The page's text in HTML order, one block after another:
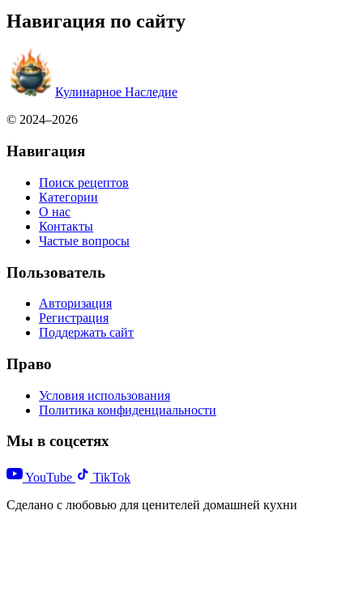
Навигация по сайту
Кулинарное Наследие
© 2024–2026
Навигация
Поиск рецептов
Категории
О нас
Контакты
Частые вопросы
Пользователь
Авторизация
Регистрация
Поддержать сайт
Право
Условия использования
Политика конфиденциальности
Мы в соцсетях
YouTube
TikTok
Сделано с любовью для ценителей домашней кухни